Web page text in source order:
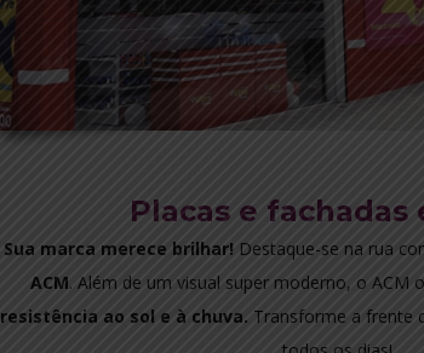
Placas e fachadas
Sua marca merece brilhar! Destaque-se na rua
ACM. Além de um visual super moderno, o ACM
resistência ao sol e à chuva. Transforme a frente